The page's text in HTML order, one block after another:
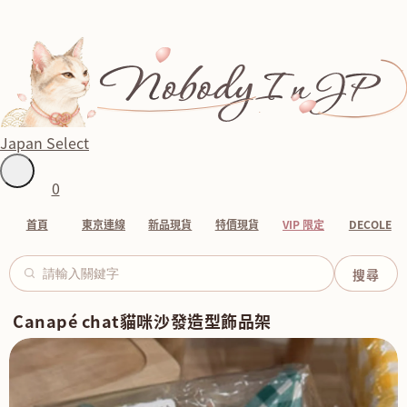
Japan Select
0
首頁 東京連線 新品現貨 特價現貨 VIP 限定 DECOLE
Canapé chat貓咪沙發造型飾品架